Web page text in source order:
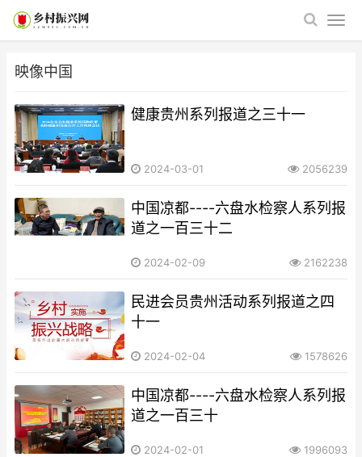
映像中国
健康贵州系列报道之三十一
2024-03-01 2056239
​​​​​​​中国凉都----六盘水检察人系列报
道之一百三十二
2024-02-09 2162238
民进会员贵州活动系列报道之四
十一
2024-02-04 1578626
中国凉都----六盘水检察人系列报
道之一百三十
2024-02-01 1996093